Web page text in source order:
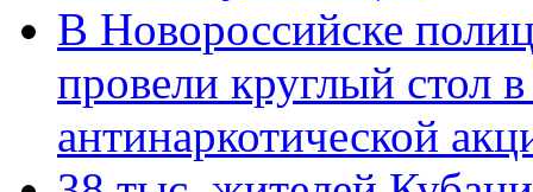
В Новороссийске
провели круглый стол
антинаркотической